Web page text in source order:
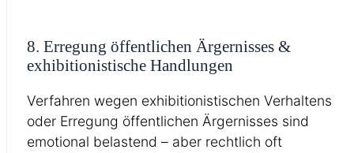
8. Erregung öffentlichen Ärgernisses &
exhibitionistische Handlungen
Verfahren wegen exhibitionistischen Verhaltens
oder Erregung öffentlichen Ärgernisses sind
emotional belastend – aber rechtlich oft